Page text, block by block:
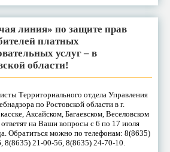
линия» по защите прав
платных
услуг – в
области!
Территориального отдела Управления
по Ростовской области в г.
Аксайском, Багаевском, Веселовском
на Ваши вопросы с 6 по 17 июля
Обратиться можно по телефонам: 8(8635)
8(8635) 21-00-56, 8(8635) 24-70-10.